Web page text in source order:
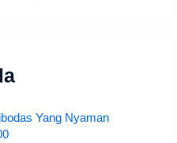
Yang Nyaman